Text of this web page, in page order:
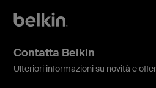
Contatta Belkin
Ulteriori informazioni su novità e